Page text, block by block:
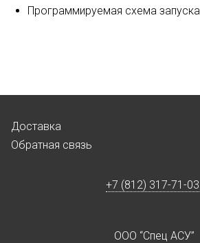
Программируемая схема запуска
Доставка
Обратная связь
+7 (812) 317-71-03
ООО “Спец АСУ”